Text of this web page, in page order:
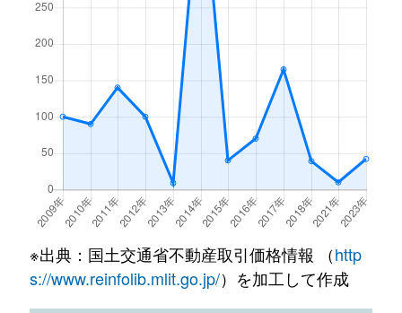
※出典：国土交通省不動産取引価格情報 （http
s://www.reinfolib.mlit.go.jp/）を加工して作成